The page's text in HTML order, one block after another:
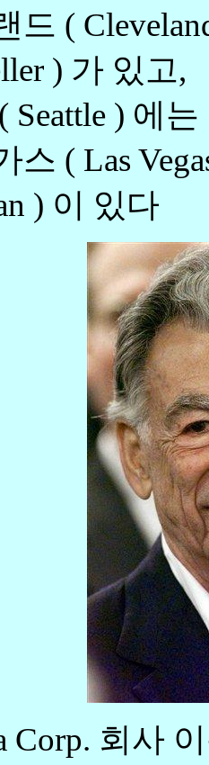
드 (
) 가 있고,
Seattle ) 에
스 ( Las
) 이 있다
Corp. 회사